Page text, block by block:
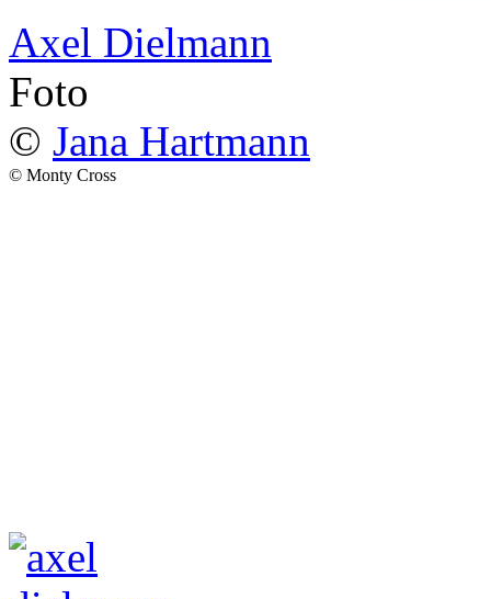
Axel Dielmann
Foto
© Jana Hartmann
© Monty Cross